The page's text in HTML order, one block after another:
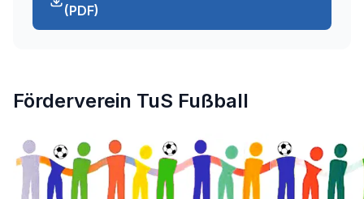
(PDF)
Förderverein TuS Fußball